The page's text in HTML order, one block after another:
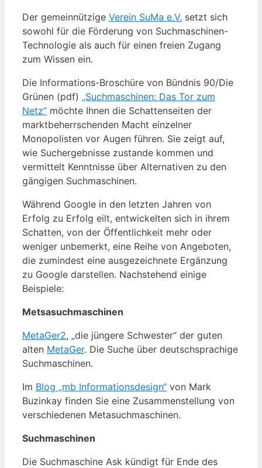
Der gemeinnützige Verein SuMa e.V. setzt sich
sowohl für die Förderung von Suchmaschinen-
Technologie als auch für einen freien Zugang
zum Wissen ein.
Die Informations-Broschüre von Bündnis 90/Die
Grünen (pdf) „Suchmaschinen: Das Tor zum
Netz“ möchte Ihnen die Schattenseiten der
marktbeherrschenden Macht einzelner
Monopolisten vor Augen führen. Sie zeigt auf,
wie Suchergebnisse zustande kommen und
vermittelt Kenntnisse über Alternativen zu den
gängigen Suchmaschinen.
Während Google in den letzten Jahren von
Erfolg zu Erfolg eilt, entwickelten sich in ihrem
Schatten, von der Öffentlichkeit mehr oder
weniger unbemerkt, eine Reihe von Angeboten,
die zumindest eine ausgezeichnete Ergänzung
zu Google darstellen. Nachstehend einige
Beispiele:
Metsasuchmaschinen
MetaGer2, „die jüngere Schwester“ der guten
alten MetaGer. Die Suche über deutschsprachige
Suchmaschinen.
Im Blog „mb Informationsdesign“ von Mark
Buzinkay finden Sie eine Zusammenstellung von
verschiedenen Metasuchmaschinen.
Suchmaschinen
Die Suchmaschine Ask kündigt für Ende des